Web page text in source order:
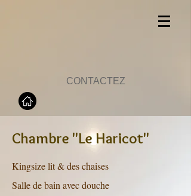
CONTACTEZ
Chambre "Le Haricot"
Kingsize lit & des chaises
Salle de bain avec douche